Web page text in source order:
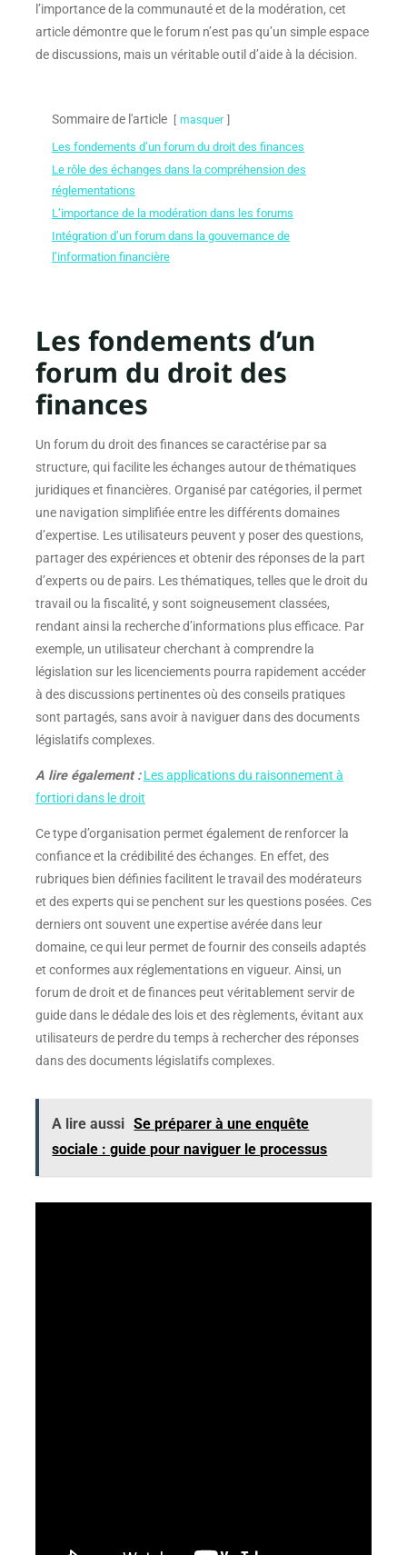
l’importance de la communauté et de la modération, cet
article démontre que le forum n’est pas qu’un simple espace
de discussions, mais un véritable outil d’aide à la décision.
Sommaire de l'article masquer
Les fondements d’un forum du droit des finances
Le rôle des échanges dans la compréhension des
réglementations
L’importance de la modération dans les forums
Intégration d’un forum dans la gouvernance de
l’information financière
Les fondements d’un
forum du droit des
finances
Un forum du droit des finances se caractérise par sa
structure, qui facilite les échanges autour de thématiques
juridiques et financières. Organisé par catégories, il permet
une navigation simplifiée entre les différents domaines
d’expertise. Les utilisateurs peuvent y poser des questions,
partager des expériences et obtenir des réponses de la part
d’experts ou de pairs. Les thématiques, telles que le droit du
travail ou la fiscalité, y sont soigneusement classées,
rendant ainsi la recherche d’informations plus efficace. Par
exemple, un utilisateur cherchant à comprendre la
législation sur les licenciements pourra rapidement accéder
à des discussions pertinentes où des conseils pratiques
sont partagés, sans avoir à naviguer dans des documents
législatifs complexes.
A lire également : Les applications du raisonnement à
fortiori dans le droit
Ce type d’organisation permet également de renforcer la
confiance et la crédibilité des échanges. En effet, des
rubriques bien définies facilitent le travail des modérateurs
et des experts qui se penchent sur les questions posées. Ces
derniers ont souvent une expertise avérée dans leur
domaine, ce qui leur permet de fournir des conseils adaptés
et conformes aux réglementations en vigueur. Ainsi, un
forum de droit et de finances peut véritablement servir de
guide dans le dédale des lois et des règlements, évitant aux
utilisateurs de perdre du temps à rechercher des réponses
dans des documents législatifs complexes.
A lire aussi Se préparer à une enquête
sociale : guide pour naviguer le processus